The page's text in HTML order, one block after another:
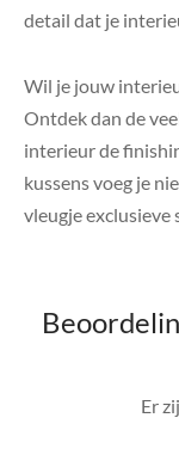
detail dat je
Wil je jouw
Ontdek dan de
interieur de
kussens voeg je
vleugje exclusieve
Er